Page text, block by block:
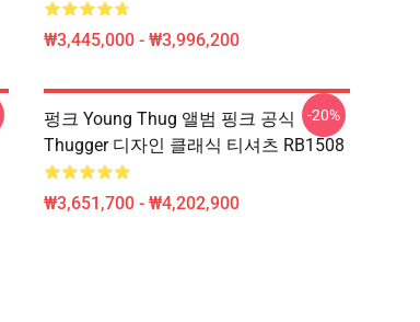
₩3,445,000 - ₩3,996,200
펑크 Young Thug 앨범 핑크 공식
Thugger 디자인 클래식 티셔츠 RB1508
₩3,651,700 - ₩4,202,900
-20%